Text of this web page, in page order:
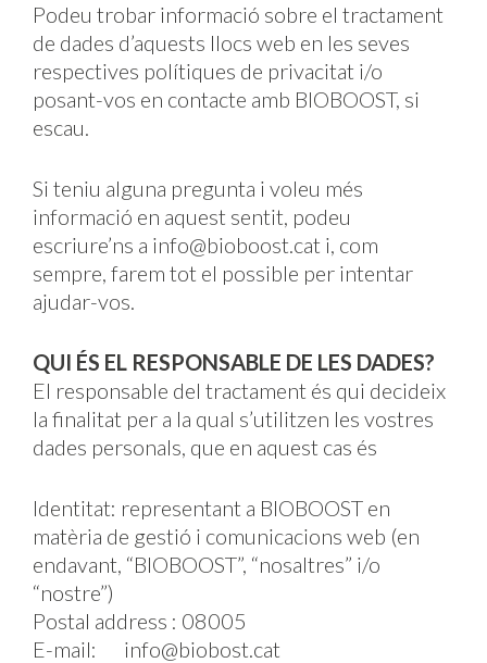
Podeu trobar informació sobre el tractament
de dades d’aquests llocs web en les seves
respectives polítiques de privacitat i/o
posant-vos en contacte amb BIOBOOST, si
escau.
Si teniu alguna pregunta i voleu més
informació en aquest sentit, podeu
escriure’ns a info@bioboost.cat i, com
sempre, farem tot el possible per intentar
ajudar-vos.
QUI ÉS EL RESPONSABLE DE LES DADES?
El responsable del tractament és qui decideix
la finalitat per a la qual s’utilitzen les vostres
dades personals, que en aquest cas és
Identitat: representant a BIOBOOST en
matèria de gestió i comunicacions web (en
endavant, “BIOBOOST”, “nosaltres” i/o
“nostre”)
Postal address : 08005
E-mail:
info@biobost.cat